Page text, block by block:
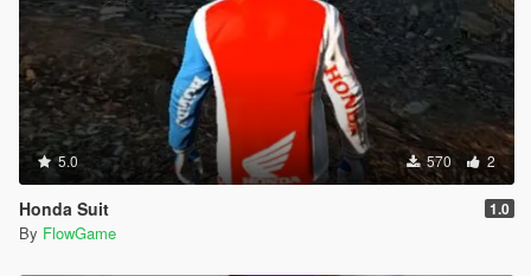
5.0 570 2
Honda Suit 1.0
By FlowGame